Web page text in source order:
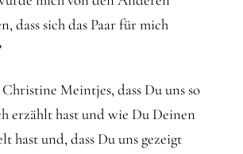
dass sich das Paar für mich
Meintjes, dass Du uns so
erzählt hast und wie Du Deinen
hast und, dass Du uns gezeigt